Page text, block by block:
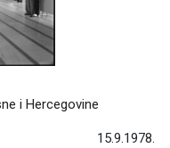
i Hercegovine
15.9.1978.